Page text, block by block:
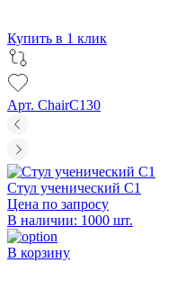
Купить в 1 клик
Арт. ChairC130
Стул ученический С1
Цена по запросу
В наличии: 1000 шт.
В корзину